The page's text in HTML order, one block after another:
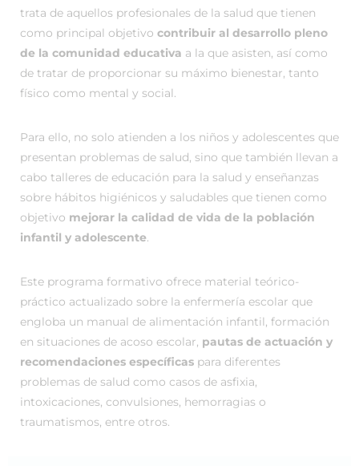
trata de aquellos profesionales de la salud que tienen
como principal objetivo contribuir al desarrollo pleno
de la comunidad educativa a la que asisten, así como
de tratar de proporcionar su máximo bienestar, tanto
físico como mental y social.
Para ello, no solo atienden a los niños y adolescentes que
presentan problemas de salud, sino que también llevan a
cabo talleres de educación para la salud y enseñanzas
sobre hábitos higiénicos y saludables que tienen como
objetivo mejorar la calidad de vida de la población
infantil y adolescente.
Este programa formativo ofrece material teórico-
práctico actualizado sobre la enfermería escolar que
engloba un manual de alimentación infantil, formación
en situaciones de acoso escolar, pautas de actuación y
recomendaciones específicas para diferentes
problemas de salud como casos de asfixia,
intoxicaciones, convulsiones, hemorragias o
traumatismos, entre otros.